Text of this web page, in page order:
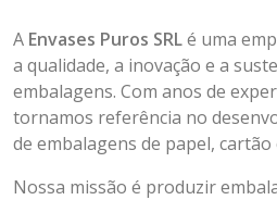
A Envases Puros SRLé uma
a qualidade, a inovação e a
embalagens. Com anos de
tornamos referência no
de embalagens de papel, cartão
Nossa missão é produzir